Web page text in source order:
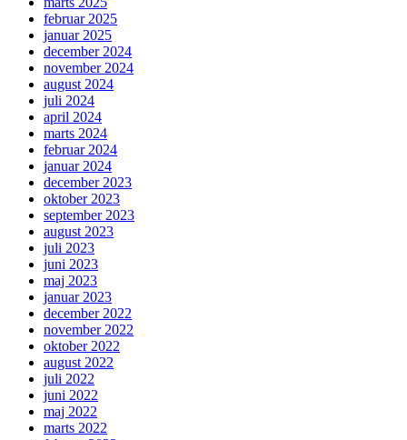
februar 2025
januar 2025
december 2024
november 2024
august 2024
juli 2024
april 2024
marts 2024
februar 2024
januar 2024
december 2023
oktober 2023
september 2023
august 2023
juli 2023
juni 2023
maj 2023
januar 2023
december 2022
november 2022
oktober 2022
august 2022
juli 2022
juni 2022
maj 2022
marts 2022